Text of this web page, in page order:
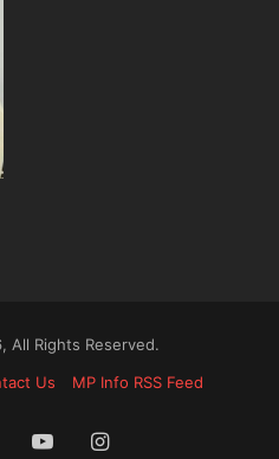
All Rights Reserved.
Us MP Info RSS Feed
YouTubeInstagram